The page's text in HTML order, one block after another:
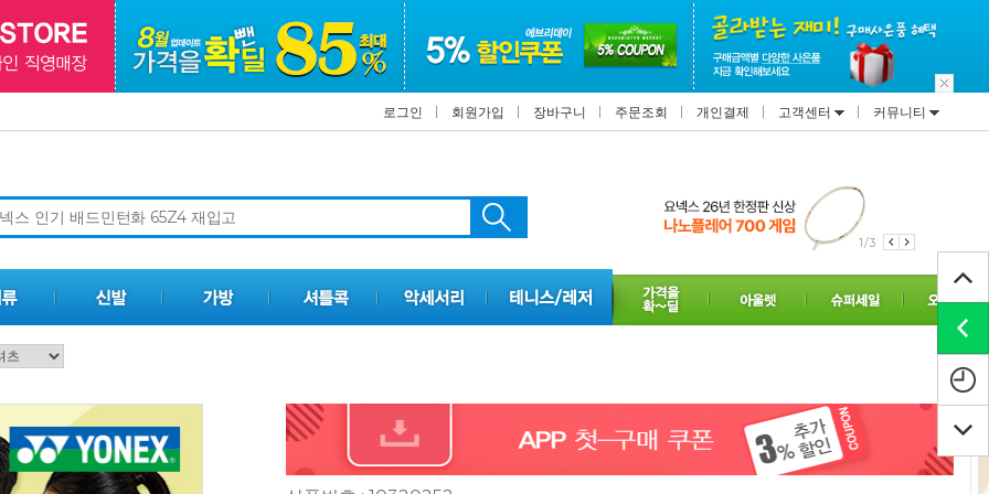
로그인 회원가입 장바구니 주문조회 개인결제 고객센터 커뮤니티
2/3